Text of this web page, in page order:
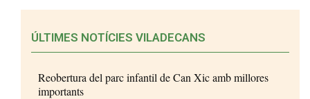
ÚLTIMES NOTÍCIES VILADECANS
Reobertura del parc infantil de Can Xic amb millores
importants